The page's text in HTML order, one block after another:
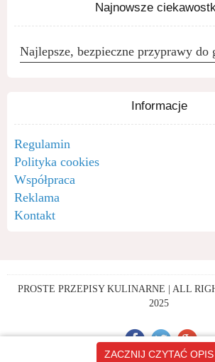
ZACZNIJ CZYTAĆ OPIS
Najnowsze
Najlepsze, bezpieczne przyprawy do
Informacje
Regulamin
Polityka cookies
Współpraca
Reklama
Kontakt
PROSTE PRZEPISY KULINARNE | ALL
2025